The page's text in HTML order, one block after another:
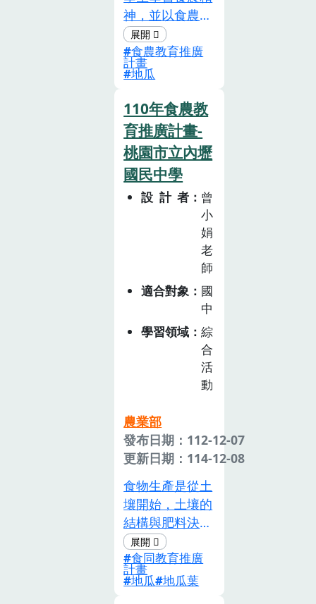
家常料理。4.使
用不同種類之番
茄並加以融入菜
餚中，製作出富
貴團圓紅燒番茄
獅子頭及黃金炒
飯番茄盅。5.小
組操作，完成菜
餚製作，加強團
隊合作之能力。
番茄產業六級化
−興農王田場參
觀1.建立健康安
全的飲食消費行
為。2.認識不同
市場於農產運銷
鏈上的角色。3.
認識農業科技帶
來的助益。4.形
成分享和感恩的
神，並以食農教
育概念架 構及
學習內容，作為
課程設計的依
門具有 代表性
的作物「地瓜」
來進行課程設
計，將食農教育
與實 驗課程作
為結合，讓七年
10 個週次，每
周 2 堂課，共
間，來深入探索
長、商 品、議
向，從食農重要
的吃開始談起地
及歷史，來引起
孩子的興趣，並
親自種植地瓜學
與可貴，及到農
園參訪，深入了
解地方產 業的
運作方式，再回
到學校來學習地
瓜的營養價值、
食農教育推廣
計畫
地瓜
110年食農教
育推廣計畫-
桃園市立內壢
國民中學
設計者
曾
小
娟
老
師
適合對象
國
中
學習領域
綜
合
活
動
農業部
發布日期：112-12-07
更新日期：114-12-08
食物生產是從土
壤開始，土壤的
結構與肥料決定
了種植的第一
步，在孩 子體
驗農業種植的過
食同教育推廣
計畫
地瓜 地瓜葉